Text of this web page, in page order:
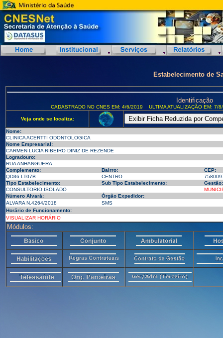
Estabelecimento de
Identificação
CADASTRADO NO CNES EM: 4/6/2019 ULTIMA ATUALIZAÇÃO EM:
Veja onde se localiza:
Nome:
CLINICA ACERTTI ODONTOLOGICA
Nome Empresarial:
CARMEN LUCIA RIBEIRO DINIZ DE REZENDE
Logradouro:
RUA ANHANGUERA
Complemento:
Bairro:
CEP:
QD36 LT07B
CENTRO
Tipo Estabelecimento:
Sub Tipo Estabelecimento:
Gestão:
CONSULTORIO ISOLADO
Número Alvará:
Órgão Expedidor:
ALVARA N.4264/2018
SMS
Horário de Funcionamento:
VISUALIZAR HORÁRIO
Módulos: